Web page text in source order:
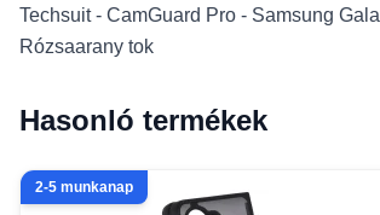
Techsuit - CamGuard Pro - Samsung
Rózsaarany tok
Hasonló termékek
2-5 munkanap